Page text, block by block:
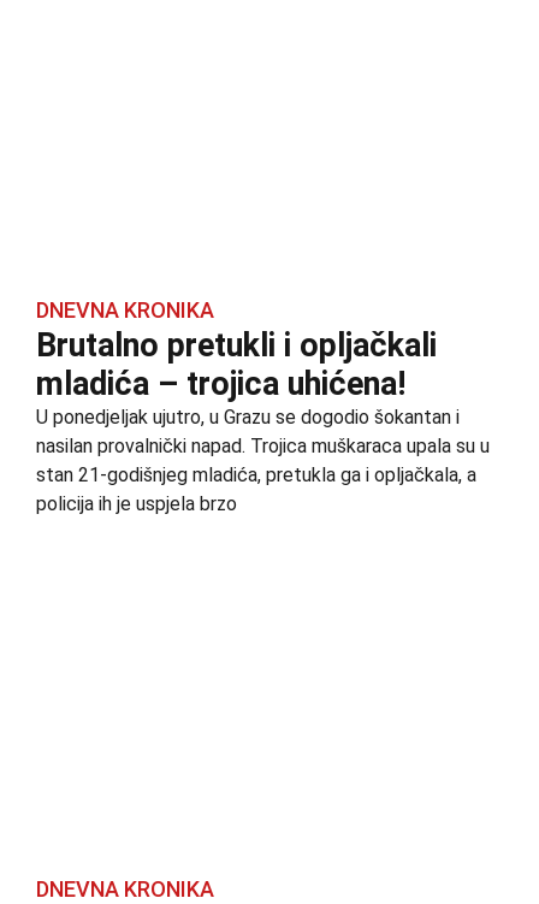
DNEVNA KRONIKA
Brutalno pretukli i opljačkali
mladića – trojica uhićena!
U ponedjeljak ujutro, u Grazu se dogodio šokantan i
nasilan provalnički napad. Trojica muškaraca upala su u
stan 21-godišnjeg mladića, pretukla ga i opljačkala, a
policija ih je uspjela brzo
DNEVNA KRONIKA